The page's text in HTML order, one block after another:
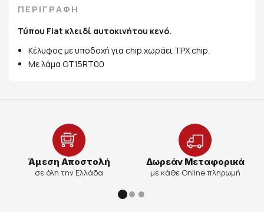
ΠΕΡΙΓΡΑΦΗ
Τύπου Fiat κλειδί αυτοκινήτου κενό.
Κέλυφος με υποδοχή για chip.χωράει TPX chip.
Με λάμα GT15RT00
Άμεση Αποστολή
σε όλη την Ελλάδα
Δωρεάν Μεταφορικά
με κάθε Online πληρωμή